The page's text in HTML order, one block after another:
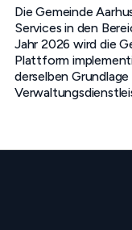
Die Gemeinde
Services in den
Jahr 2026 wird die
Plattform
derselben